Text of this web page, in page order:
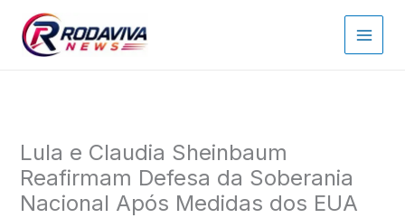
para
Lula e Claudia Sheinbaum
Reafirmam Defesa da Soberania
Nacional Após Medidas dos EUA